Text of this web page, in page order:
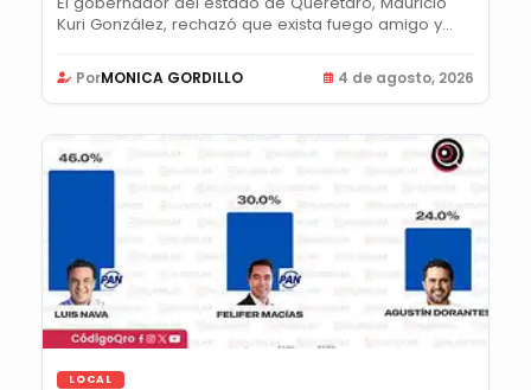
Kuri González, rechazó que exista fuego amigo y...
PorMONICA GORDILLO 4 de agosto, 2026
LOCAL